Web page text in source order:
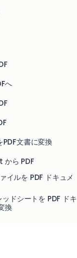
へ
文書に変換
ら PDF
イルを PDF ドキュメ
ドシートを PDF ドキ
換